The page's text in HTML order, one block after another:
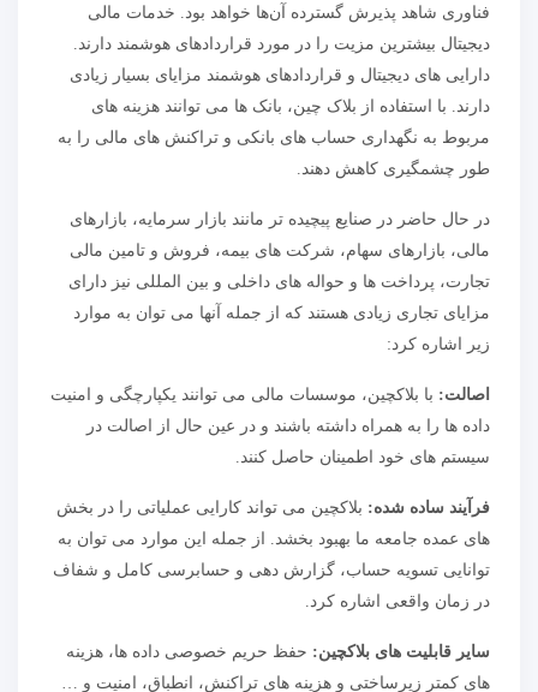
فناوری شاهد پذیرش گسترده آن‌ها خواهد بود. خدمات مالی
دیجیتال بیشترین مزیت را در مورد قراردادهای هوشمند دارند.
دارایی های دیجیتال و قراردادهای هوشمند مزایای بسیار زیادی
دارند. با استفاده از بلاک چین، بانک ها می توانند هزینه های
مربوط به نگهداری حساب های بانکی و تراکنش های مالی را به
طور چشمگیری کاهش دهند.
در حال حاضر در صنایع پیچیده تر مانند بازار سرمایه، بازارهای
مالی، بازارهای سهام، شرکت های بیمه، فروش و تامین مالی
تجارت، پرداخت ها و حواله های داخلی و بین المللی نیز دارای
مزایای تجاری زیادی هستند که از جمله آنها می توان به موارد
زیر اشاره کرد:
اصالت: با بلاکچین، موسسات مالی می توانند یکپارچگی و امنیت
داده ها را به همراه داشته باشند و در عین حال از اصالت در
سیستم های خود اطمینان حاصل کنند.
فرآیند ساده شده: بلاکچین می تواند کارایی عملیاتی را در بخش
های عمده جامعه ما بهبود بخشد. از جمله این موارد می توان به
توانایی تسویه حساب، گزارش دهی و حسابرسی کامل و شفاف
در زمان واقعی اشاره کرد.
سایر قابلیت های بلاکچین: حفظ حریم خصوصی داده ها، هزینه
های کمتر زیرساختی و هزینه های تراکنش، انطباق، امنیت و …